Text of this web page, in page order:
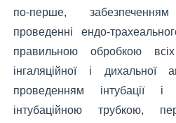
по-перше,
проведенні ендо-
правильною обробкою
інгаляційної і дихальної
проведенням інтубації
інтубаційною трубкою,